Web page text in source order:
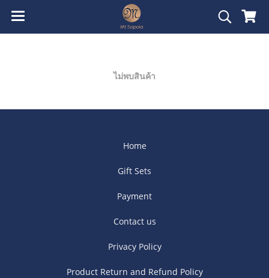
ไม่พบสินค้า
Home
Gift Sets
Payment
Contact us
Privacy Policy
Product Return and Refund Policy